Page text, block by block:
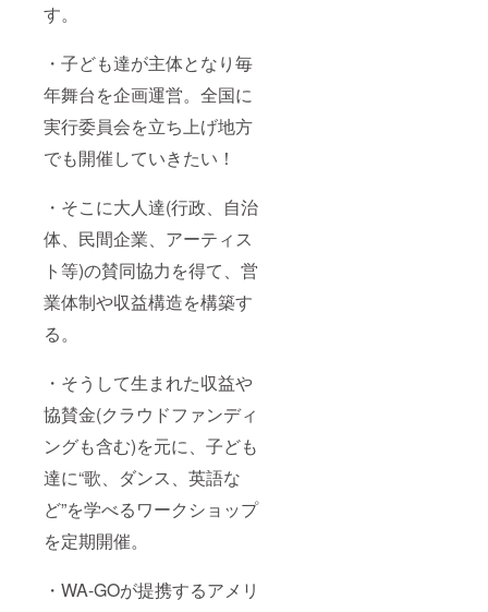
す。
・子ども達が主体となり毎
年舞台を企画運営。全国に
実行委員会を立ち上げ地方
でも開催していきたい！
・そこに大人達(行政、自治
体、民間企業、アーティス
ト等)の賛同協力を得て、営
業体制や収益構造を構築す
る。
・そうして生まれた収益や
協賛金(クラウドファンディ
ングも含む)を元に、子ども
達に“歌、ダンス、英語な
ど”を学べるワークショップ
を定期開催。
・WA-GOが提携するアメリ